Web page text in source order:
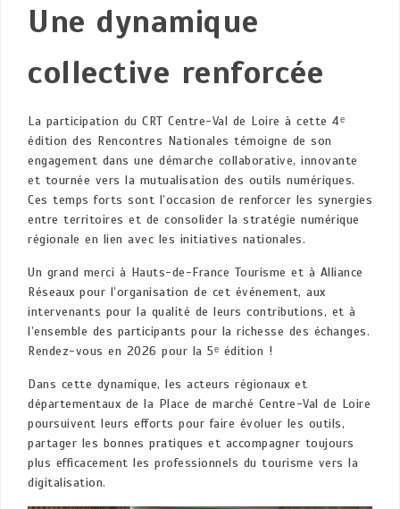
Une dynamique
collective renforcée
La participation du CRT Centre-Val de Loire à cette 4ᵉ
édition des Rencontres Nationales témoigne de son
engagement dans une démarche collaborative, innovante
et tournée vers la mutualisation des outils numériques.
Ces temps forts sont l’occasion de renforcer les synergies
entre territoires et de consolider la stratégie numérique
régionale en lien avec les initiatives nationales.
Un grand merci à Hauts-de-France Tourisme et à Alliance
Réseaux pour l’organisation de cet événement, aux
intervenants pour la qualité de leurs contributions, et à
l’ensemble des participants pour la richesse des échanges.
Rendez-vous en 2026 pour la 5ᵉ édition !
Dans cette dynamique, les acteurs régionaux et
départementaux de la Place de marché Centre-Val de Loire
poursuivent leurs efforts pour faire évoluer les outils,
partager les bonnes pratiques et accompagner toujours
plus efficacement les professionnels du tourisme vers la
digitalisation.